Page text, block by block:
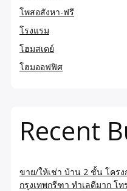
โพสอสังหา-ฟรี
โรงแรม
โฮมสเตย์
โฮมออฟฟิศ
Recent
ขาย/ให้เช่า บ้าน 2 ชั้น โครง
กรุงเทพกรีฑา ทำเลดีมาก โท